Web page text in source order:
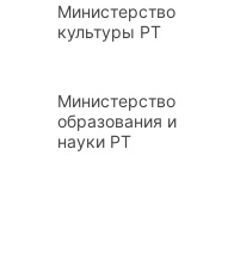
Министерство
культуры РТ
Министерство
образования и
науки РТ